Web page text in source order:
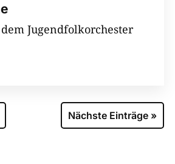
Jugendfolkorchester
Nächste Einträge »